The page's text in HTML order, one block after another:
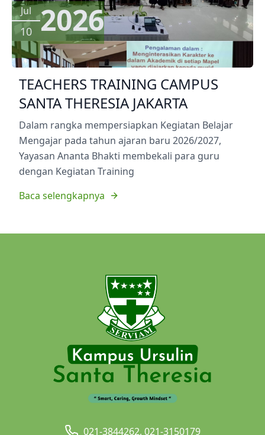
Jul
10 2026
TEACHERS TRAINING CAMPUS
SANTA THERESIA JAKARTA
Dalam rangka mempersiapkan Kegiatan Belajar
Mengajar pada tahun ajaran baru 2026/2027,
Yayasan Ananta Bhakti membekali para guru
dengan Kegiatan Training
Baca selengkapnya
021-3844262, 021-3150179